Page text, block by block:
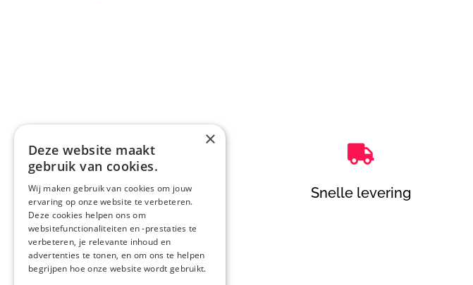

Advies op maat

Snelle levering
×
Deze website maakt
gebruik van cookies.
Wij maken gebruik van cookies om jouw
ervaring op onze website te verbeteren.
Deze cookies helpen ons om
websitefunctionaliteiten en -prestaties te
verbeteren, je relevante inhoud en
advertenties te tonen, en om ons te helpen
begrijpen hoe onze website wordt gebruikt.